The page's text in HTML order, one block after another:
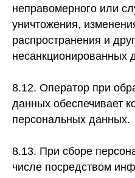
неправомерного или
уничтожения,
распространения и
несанкционированных
8.12. Оператор при
данных обеспечивает
персональных данных.
8.13. При сборе
числе посредством